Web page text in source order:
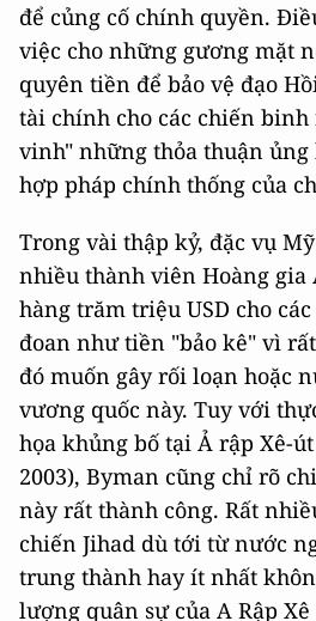
để củng cố chính quyền.
việc cho những gương mặt
quyên tiền để bảo vệ đạo
tài chính cho các chiến
vinh" những thỏa thuận
hợp pháp chính thống của
Trong vài thập kỷ, đặc vụ
nhiều thành viên Hoàng gia
hàng trăm triệu USD cho
đoan như tiền "bảo kê" vì
đó muốn gây rối loạn hoặc
vương quốc này. Tuy với
họa khủng bố tại Ả rập Xê-
2003), Byman cũng chỉ rõ
này rất thành công. Rất
chiến Jihad dù tới từ nước
trung thành hay ít nhất
lượng quân sự của A Rập Xê